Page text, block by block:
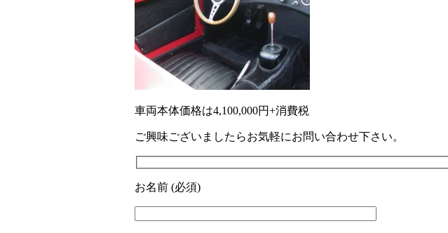
車両本体価格は4,100,000円+消費税
ご興味ございましたらお気軽にお問い合わせ下さい。
お名前 (必須)